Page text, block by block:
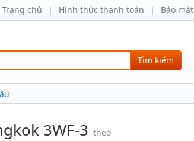
Trang chủ Hình thức thanh toán Bảo mật
Tìm kiếm
3WF-3 theo